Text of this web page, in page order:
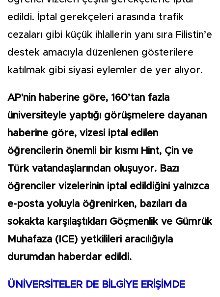
edildi. İptal gerekçeleri arasında trafik
cezaları gibi küçük ihlallerin yanı sıra Filistin’e
destek amacıyla düzenlenen gösterilere
katılmak gibi siyasi eylemler de yer alıyor.
AP'nin haberine göre, 160’tan fazla
üniversiteyle yaptığı görüşmelere dayanan
haberine göre, vizesi iptal edilen
öğrencilerin önemli bir kısmı Hint, Çin ve
Türk vatandaşlarından oluşuyor. Bazı
öğrenciler vizelerinin iptal edildiğini yalnızca
e-posta yoluyla öğrenirken, bazıları da
sokakta karşılaştıkları Göçmenlik ve Gümrük
Muhafaza (ICE) yetkilileri aracılığıyla
durumdan haberdar edildi.
ÜNİVERSİTELER DE BİLGİYE ERİŞİMDE